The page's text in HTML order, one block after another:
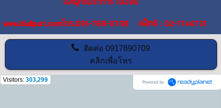
www.idallpart.comโทร.091-789-0709 แฟ็กซ์ : 02-1744731
ติดต่อ0917890709
คลิกเพื่อโทร
Visitors: 303,299